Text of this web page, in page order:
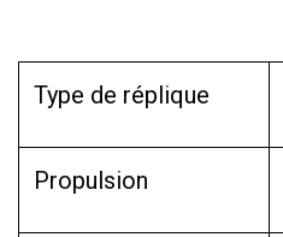
Type de réplique
Propulsion